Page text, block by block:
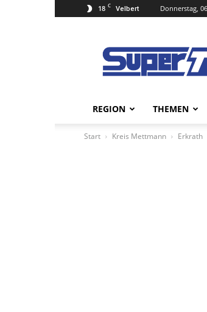
18 C Velbert Donnerstag,
Tipp
REGION THEMEN
Start Kreis Mettmann Erkrath